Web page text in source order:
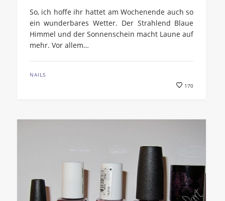
So, ich hoffe ihr hattet am Wochenende auch so
ein wunderbares Wetter. Der Strahlend Blaue
Himmel und der Sonnenschein macht Laune auf
mehr. Vor allem…
NAILS
170